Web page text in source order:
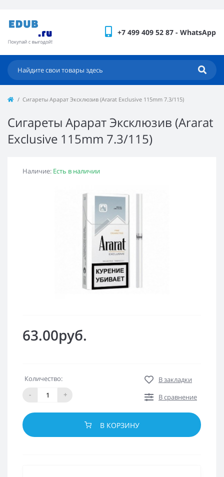
+7 499 409 52 87 - WhatsApp
Сигареты Арарат Эксклюзив (Ararat Exclusive 115mm 7.3/115)
Сигареты Арарат Эксклюзив (Ararat
Exclusive 115mm 7.3/115)
Наличие: Есть в наличии
63.00руб.
Количество:
-
+
В закладки
В сравнение
В КОРЗИНУ